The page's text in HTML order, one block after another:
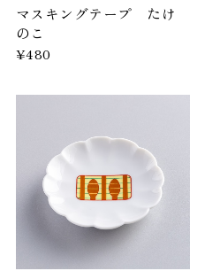
マスキングテープ たけ
のこ
¥480